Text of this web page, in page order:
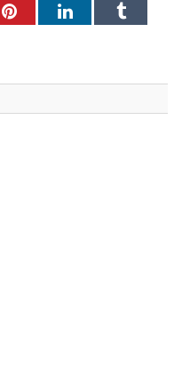
PinterestLinkedInTumblr